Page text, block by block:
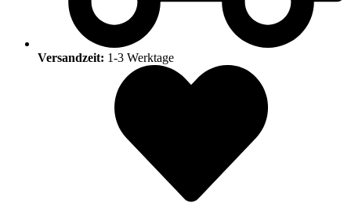
Versandzeit: 1-3 Werktage